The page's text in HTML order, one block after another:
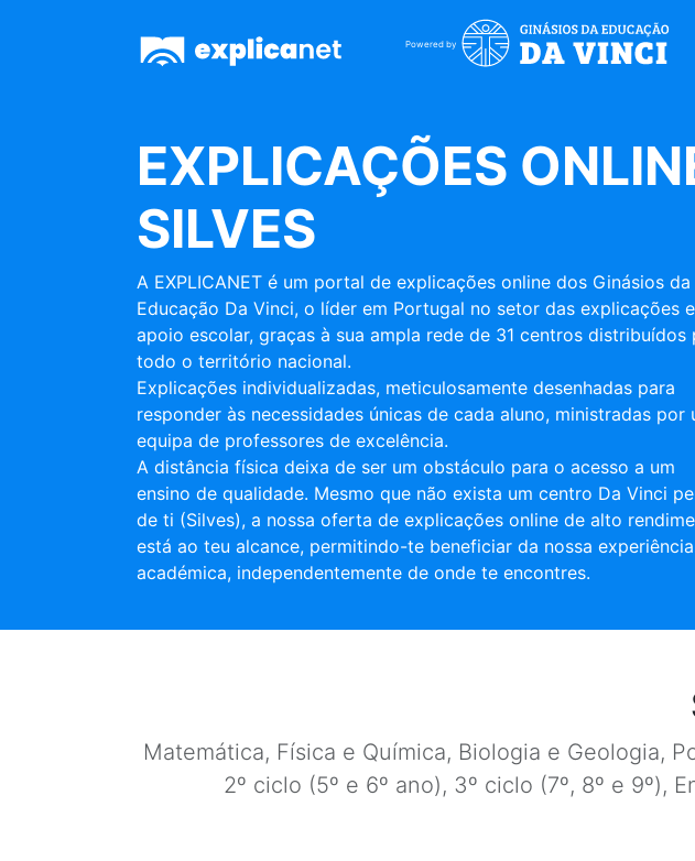
Powered by
EXPLICAÇÕES
SILVES
A EXPLICANET é um portal de explicações online dos Ginásios da
Educação Da Vinci, o líder em Portugal no setor das explicações
apoio escolar, graças à sua ampla rede de 31 centros distribuídos
todo o território nacional.
Explicações individualizadas, meticulosamente desenhadas para
responder às necessidades únicas de cada aluno, ministradas por
equipa de professores de excelência.
A distância física deixa de ser um obstáculo para o acesso a um
ensino de qualidade. Mesmo que não exista um centro Da Vinci
de ti (Silves), a nossa oferta de explicações online de alto
está ao teu alcance, permitindo-te beneficiar da nossa experiência
académica, independentemente de onde te encontres.
Matemática, Física e Química, Biologia e Geologia,
2º ciclo (5º e 6º ano), 3º ciclo (7º, 8º e 9º),